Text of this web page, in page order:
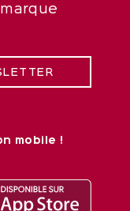
mobile !